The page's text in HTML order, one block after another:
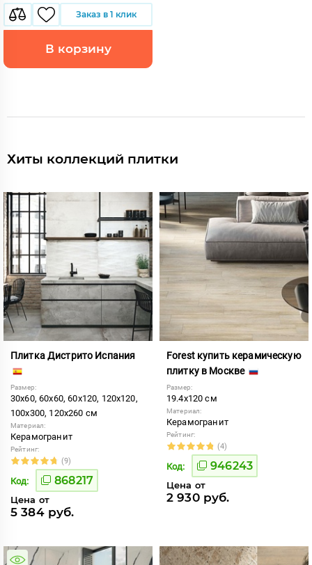
Заказ в 1 клик
В корзину
Хиты коллекций плитки
Плитка Дистрито Испания
Размер:
30x60, 60x60, 60x120, 120x120,
100x300, 120x260 см
Материал:
Керамогранит
Рейтинг:
(9)
Код: 868217
Цена от
5 384 руб.
Forest купить керамическую
плитку в Москве
Размер:
19.4x120 см
Материал:
Керамогранит
Рейтинг:
(4)
Код: 946243
Цена от
2 930 руб.